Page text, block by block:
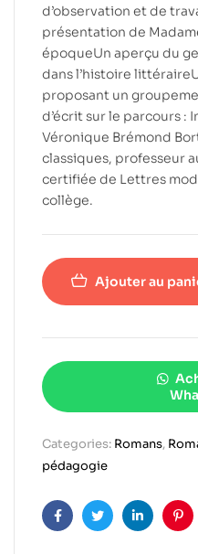
d’observation et de
présentation de
époqueUn aperçu du
dans l’histoire
proposant un
d’écrit sur le parcours :
Véronique Brémond
classiques, professeur
certifiée de Lettres
collège.
Ajouter au
Categories: Romans,
pédagogie
FacebookTwitterLinkedin